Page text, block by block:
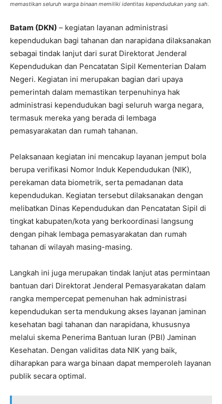
memastikan seluruh warga binaan memiliki identitas kependudukan yang sah.
Batam (DKN) – kegiatan layanan administrasi
kependudukan bagi tahanan dan narapidana dilaksanakan
sebagai tindak lanjut dari surat Direktorat Jenderal
Kependudukan dan Pencatatan Sipil Kementerian Dalam
Negeri. Kegiatan ini merupakan bagian dari upaya
pemerintah dalam memastikan terpenuhinya hak
administrasi kependudukan bagi seluruh warga negara,
termasuk mereka yang berada di lembaga
pemasyarakatan dan rumah tahanan.
Pelaksanaan kegiatan ini mencakup layanan jemput bola
berupa verifikasi Nomor Induk Kependudukan (NIK),
perekaman data biometrik, serta pemadanan data
kependudukan. Kegiatan tersebut dilaksanakan dengan
melibatkan Dinas Kependudukan dan Pencatatan Sipil di
tingkat kabupaten/kota yang berkoordinasi langsung
dengan pihak lembaga pemasyarakatan dan rumah
tahanan di wilayah masing-masing.
Langkah ini juga merupakan tindak lanjut atas permintaan
bantuan dari Direktorat Jenderal Pemasyarakatan dalam
rangka mempercepat pemenuhan hak administrasi
kependudukan serta mendukung akses layanan jaminan
kesehatan bagi tahanan dan narapidana, khususnya
melalui skema Penerima Bantuan Iuran (PBI) Jaminan
Kesehatan. Dengan validitas data NIK yang baik,
diharapkan para warga binaan dapat memperoleh layanan
publik secara optimal.